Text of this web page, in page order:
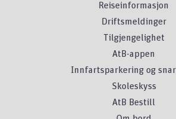
Reiseinformasjon
Driftsmeldinger
Tilgjengelighet
AtB-appen
Innfartsparkering og
Skoleskyss
AtB Bestill